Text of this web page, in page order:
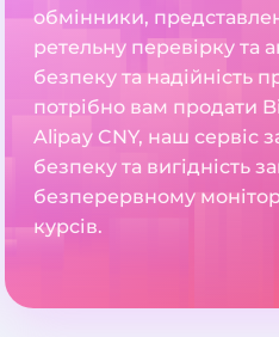
обмінники,
ретельну перевірку та
безпеку та надійність
потрібно вам продати
Alipay CNY, наш сервіс
безпеку та вигідність
безперервному
курсів.